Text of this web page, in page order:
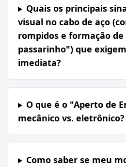
Quais os principais
visual no cabo de aço
rompidos e formação
passarinho") que
imediata?
O que é o "Aperto de
mecânico vs. eletrônico?
Como saber se meu